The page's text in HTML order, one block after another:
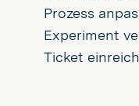
Prozess
Experiment
Ticket